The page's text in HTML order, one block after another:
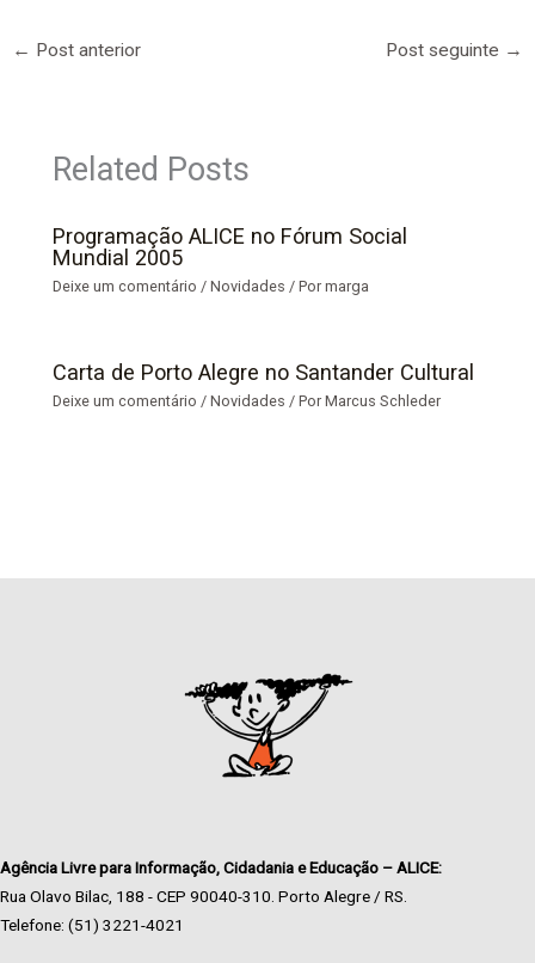
← Post anterior Post seguinte →
Related Posts
Programação ALICE no Fórum Social
Mundial 2005
Deixe um comentário /Novidades / Pormarga
Carta de Porto Alegre no Santander Cultural
Deixe um comentário /Novidades / PorMarcus Schleder
Agência Livre para Informação, Cidadania e Educação – ALICE:
Rua Olavo Bilac, 188 - CEP 90040-310. Porto Alegre / RS.
Telefone: (51) 3221-4021